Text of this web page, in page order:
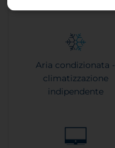
Aria condizionata -
climatizzazione
indipendente